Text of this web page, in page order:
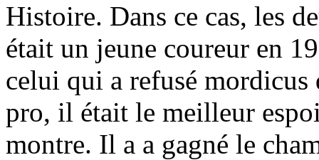
Histoire. Dans ce cas, les
était un jeune coureur en
celui qui a refusé mordicus
pro, il était le meilleur
montre. Il a a gagné le